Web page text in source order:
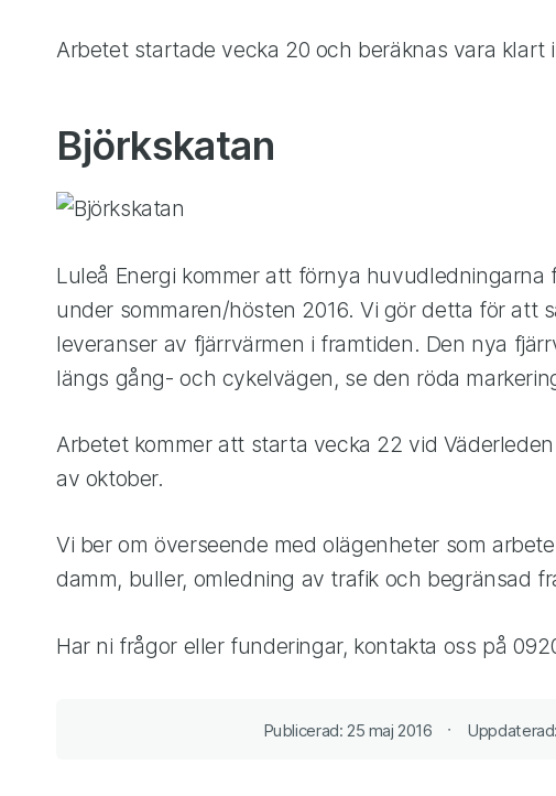
Arbetet startade vecka 20 och beräknas vara klart
Björkskatan
Luleå Energi kommer att förnya huvudledningarna
under sommaren/hösten 2016. Vi gör detta för att
leveranser av fjärrvärmen i framtiden. Den nya
längs gång- och cykelvägen, se den röda
Arbetet kommer att starta vecka 22 vid
av oktober.
Vi ber om överseende med olägenheter som
damm, buller, omledning av trafik och begränsad
Har ni frågor eller funderingar, kontakta oss på
Publicerad: 25 maj 2016